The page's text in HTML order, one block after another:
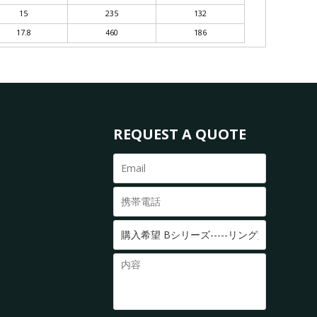
15 235
132
17.8 460 186
REQUEST A QUOTE